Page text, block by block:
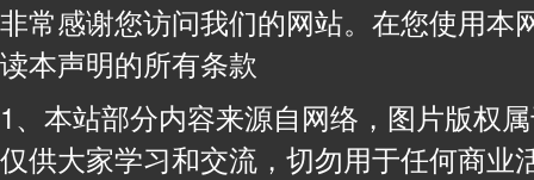
非常感谢您访问我们的网站。在您使用本
读本声明的所有条款
1、本站部分内容来源自网络，图片版权
仅供大家学习和交流，切勿用于任何商业